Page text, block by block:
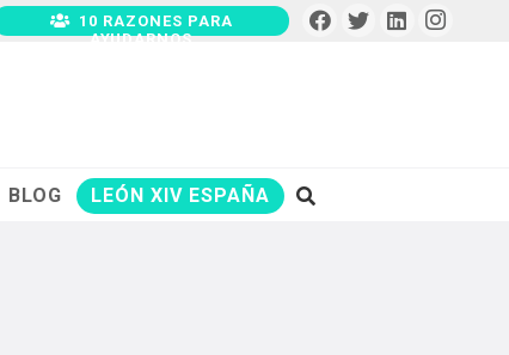
10 RAZONES PARA
AYUDARNOS
BLOG LEÓN XIV ESPAÑA